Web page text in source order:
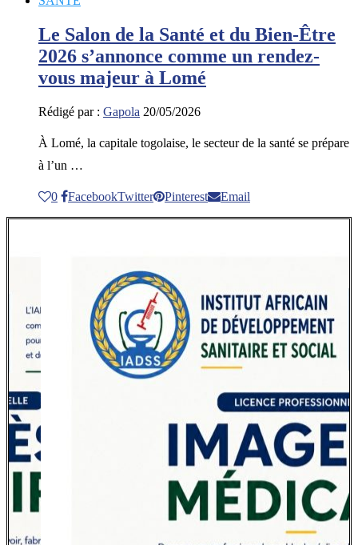
Le Salon de la Santé et du Bien-Être
2026 s’annonce comme un rendez-
vous majeur à Lomé
Rédigé par : Gapola 20/05/2026
À Lomé, la capitale togolaise, le secteur de la santé se prépare
à l’un …
0 FacebookTwitter Pinterest Email